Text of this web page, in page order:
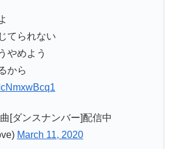
てられない
やめよう
から
[ダンスナンバー]配信中
March 11, 2020